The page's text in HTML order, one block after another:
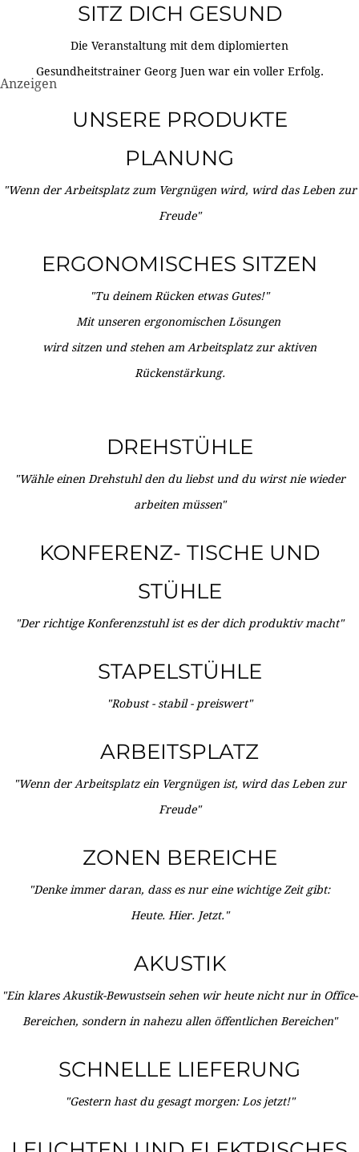
SITZ DICH GESUND
Die Veranstaltung mit dem diplomierten
Gesundheitstrainer Georg Juen war ein voller Erfolg.
Anzeigen
UNSERE PRODUKTE
PLANUNG
"Wenn der Arbeitsplatz zum Vergnügen wird, wird das Leben zur
Freude"
ERGONOMISCHES SITZEN
"Tu deinem Rücken etwas Gutes!"
Mit unseren ergonomischen Lösungen
wird sitzen und stehen am Arbeitsplatz zur aktiven
Rückenstärkung.
DREHSTÜHLE
"Wähle einen Drehstuhl den du liebst und du wirst nie wieder
arbeiten müssen"
KONFERENZ- TISCHE UND
STÜHLE
"Der richtige Konferenzstuhl ist es der dich produktiv macht"
STAPELSTÜHLE
"Robust - stabil - preiswert"
ARBEITSPLATZ
"Wenn der Arbeitsplatz ein Vergnügen ist, wird das Leben zur
Freude"
ZONEN BEREICHE
"Denke immer daran, dass es nur eine wichtige Zeit gibt:
Heute. Hier. Jetzt."
AKUSTIK
"Ein klares Akustik-Bewustsein sehen wir heute nicht nur in Office-
Bereichen, sondern in nahezu allen öffentlichen Bereichen"
SCHNELLE LIEFERUNG
"Gestern hast du gesagt morgen: Los jetzt!"